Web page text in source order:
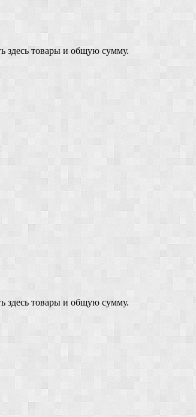
здесь товары и общую сумму.
здесь товары и общую сумму.